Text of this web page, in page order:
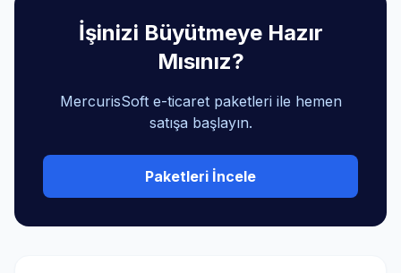
İşinizi Büyütmeye Hazır
Mısınız?
MercurisSoft e-ticaret paketleri ile hemen
satışa başlayın.
Paketleri İncele